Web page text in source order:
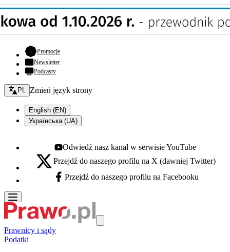
Promocje- otwiera się w nowej karcie
Newsletter
Podcasty
Zmień język - bieżący:
PL Zmień język strony
English (EN)
Українська (UA)
Youtube - otwiera się w nowej karcie
Odwiedź nasz kanał w serwisie YouTube
X - otwiera się w nowej karcie
Przejdź do naszego profilu na X (dawniej Twitter)
Facebook - otwiera się w nowej karcie
Przejdź do naszego profilu na Facebooku
Prawnicy i sądy
Podatki